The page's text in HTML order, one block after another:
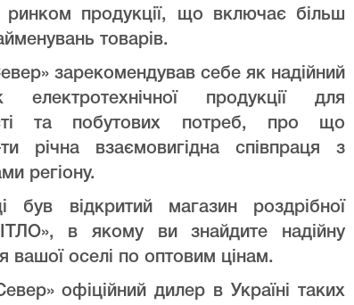
ринком продукції, що включає більш
товарів.
зарекомендував себе як надійний
електротехнічної продукції для
та побутових потреб, про що
річна взаємовигідна співпраця з
регіону.
був відкритий магазин роздрібної
в якому ви знайдите надійну
вашої оселі по оптовим цінам.
офіційний дилер в Україні таких